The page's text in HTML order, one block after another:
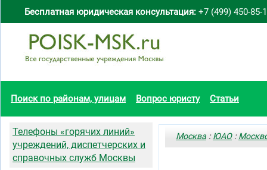
Бесплатная юридическая консультация: +7 (499) 450-85-
Поиск по районам, улицам Вопрос юристу Статьи
Москва :ЮАО:
Телефоны «горячих линий»
учреждений, диспетчерских и
справочных служб Москвы